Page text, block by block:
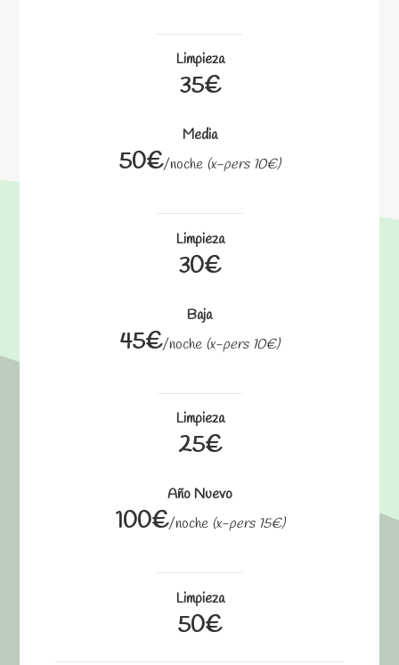
Limpieza
35€
Media
50€/noche (x-pers 10€)
Limpieza
30€
Baja
45€/noche (x-pers 10€)
Limpieza
25€
Año Nuevo
100€/noche (x-pers 15€)
Limpieza
50€